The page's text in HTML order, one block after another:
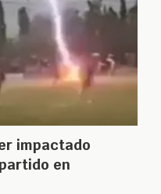
impactado
en